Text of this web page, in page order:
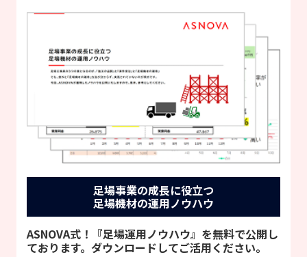
足場事業の成長に役立つ
足場機材の運用ノウハウ
ASNOVA式！『足場運用ノウハウ』を無料で公開し
ております。ダウンロードしてご活用ください。